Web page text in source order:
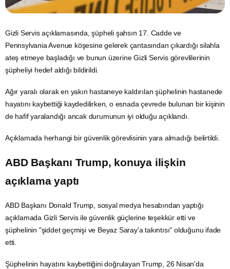
Gizli Servis açıklamasında, şüpheli şahsın 17. Cadde ve
Pennsylvania Avenue köşesine gelerek çantasından çıkardığı silahla
ateş etmeye başladığı ve bunun üzerine Gizli Servis görevlilerinin
şüpheliyi hedef aldığı bildirildi.
Ağır yaralı olarak en yakın hastaneye kaldırılan şüphelinin hastanede
hayatını kaybettiği kaydedilirken, o esnada çevrede bulunan bir kişinin
de hafif yaralandığı ancak durumunun iyi olduğu açıklandı.
Açıklamada herhangi bir güvenlik görevlisinin yara almadığı belirtildi.
ABDBaşkanı Trump, konuya ilişkin
açıklama yaptı
ABD Başkanı Donald Trump, sosyal medyahesabından yaptığı
açıklamada Gizli Servis ile güvenlik güçlerine teşekkür etti ve
şüphelinin "şiddet geçmişi ve Beyaz Saray'a takıntısı" olduğunu ifade
etti.
Şüphelinin hayatını kaybettiğini doğrulayan Trump, 26 Nisan'da